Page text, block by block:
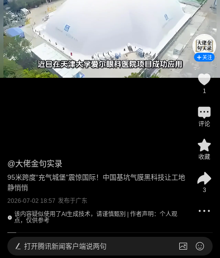
@大佬金句实录
95米跨度“充气城堡”震惊国际！中国基坑气膜黑科技让工地
静悄悄
2026-07-02 18:57 发布于广东
该内容疑似使用了AI生成技术，请谨慎甄别 | 作者声明：个人观
点，仅供参考
关注
1
评论
收藏
3
打开腾讯新闻客户端说两句